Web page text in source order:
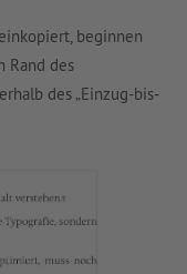
beginnen
Rand des
des „Einzug-bis-